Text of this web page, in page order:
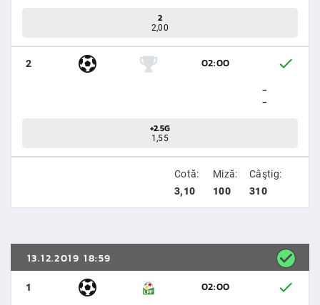
2
2,00
2
02:00
-
-
+2.5G
1,55
Cotă:
3,10
Miză:
100
Câştig:
310
13.12.2019 18:59
1
02:00